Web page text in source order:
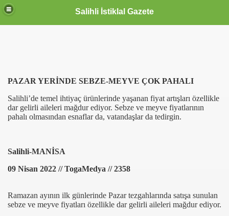
Salihli İstiklal Gazete
PAZAR YERİNDE SEBZE-MEYVE ÇOK PAHALI
Salihli’de temel ihtiyaç ürünlerinde yaşanan fiyat artışları özellikle
dar gelirli aileleri mağdur ediyor. Sebze ve meyve fiyatlarının
pahalı olmasından esnaflar da, vatandaşlar da tedirgin.
Salihli-MANİSA
09 Nisan 2022 // TogaMedya // 2358
Ramazan ayının ilk günlerinde Pazar tezgahlarında satışa sunulan
sebze ve meyve fiyatları özellikle dar gelirli aileleri mağdur ediyor.